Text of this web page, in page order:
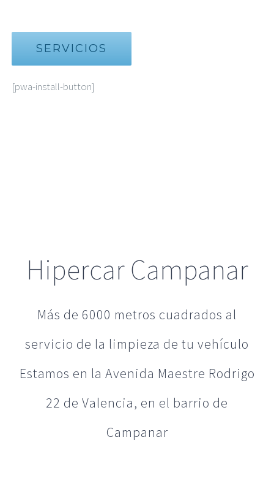
SERVICIOS
[pwa-install-button]
Hipercar Campanar
Más de 6000 metros cuadrados al
servicio de la limpieza de tu vehículo
Estamos en la Avenida Maestre Rodrigo
22 de Valencia, en el barrio de
Campanar